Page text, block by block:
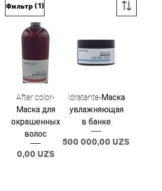
Фильтр (1)
After color-
Маска для
окрашенных
волос
Цена
0,00 UZS
Idratante-Маска
увлажняющая
в банке
Цена
500 000,00 UZS